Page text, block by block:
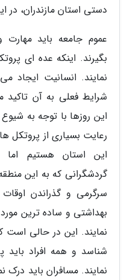
دستی استان مازندران، در
عموم جامعه باید
بگیرند. اینکه عده ای
نمایند. انسانیت ایجاد
شرایط فعلی به آن تاکید
این روزها با توجه به
رعایت بسیاری از پروتکل
این استان هستیم اما
گردشگرانی که به این
سرگرمی و گذراندن
بهداشتی و ساده ترین
نمایند. این در حالی است
شناسد و همه افراد باید
نمایند. مسافران باید